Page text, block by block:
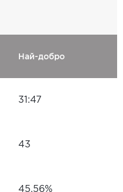
Най-добро
31:47
43
45.56%